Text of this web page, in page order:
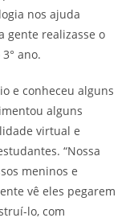
nos ajuda
gente realizasse o
ano.
e conheceu alguns
alguns
virtual e
“Nossa
meninos e
vê eles pegarem
lo, com